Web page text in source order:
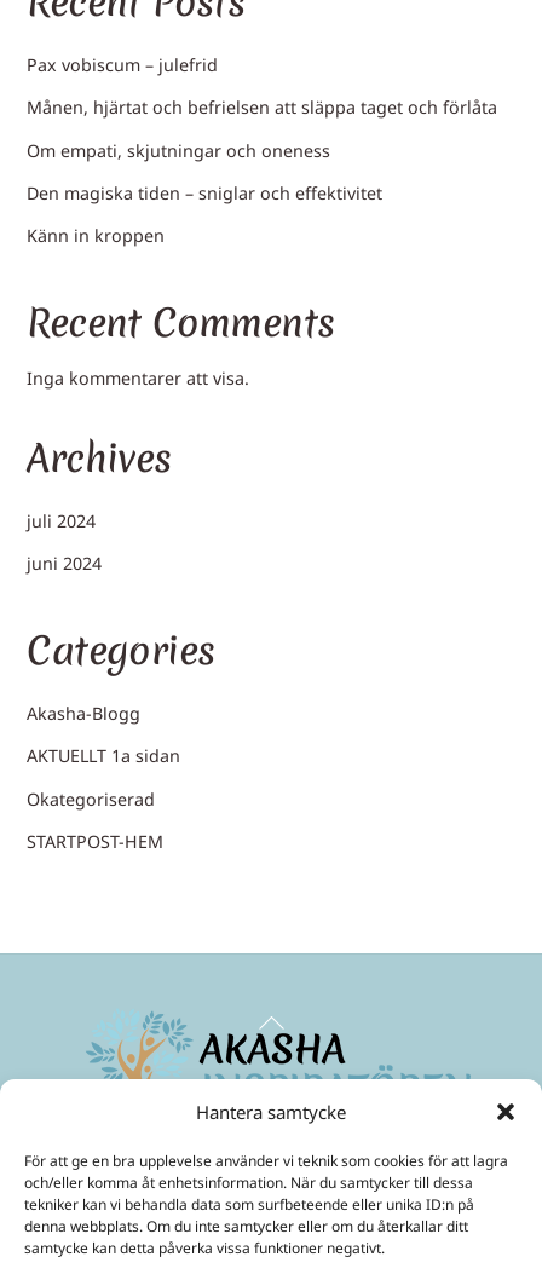
Hantera samtycke
För att ge en bra upplevelse använder vi teknik som cookies för att lagra
och/eller komma åt enhetsinformation. När du samtycker till dessa
tekniker kan vi behandla data som surfbeteende eller unika ID:n på
denna webbplats. Om du inte samtycker eller om du återkallar ditt
samtycke kan detta påverka vissa funktioner negativt.
Pax vobiscum – julefrid
Månen, hjärtat och befrielsen att släppa taget och förlåta
Om empati, skjutningar och oneness
Den magiska tiden – sniglar och effektivitet
Känn in kroppen
Recent Comments
Inga kommentarer att visa.
Archives
juli 2024
juni 2024
Categories
Akasha-Blogg
AKTUELLT 1a sidan
Okategoriserad
STARTPOST-HEM
Back
To
Top
Maximera ditt medvetande
Mobil:070-299 33 31
E-Post:ulrika@akashainspiratoren.se
SOCIALA MEDIER